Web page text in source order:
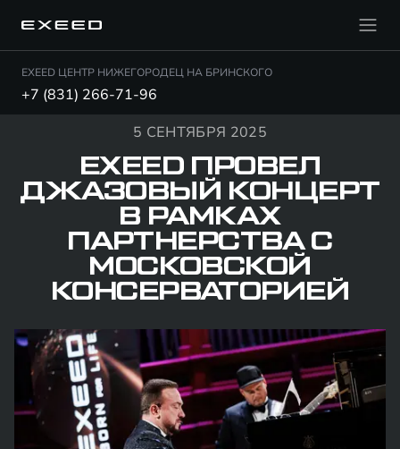
EXEED ЦЕНТР НИЖЕГОРОДЕЦ НА БРИНСКОГО
+7 (831) 266-71-96
5 СЕНТЯБРЯ 2025
EXEED ПРОВЕЛ
ДЖАЗОВЫЙ КОНЦЕРТ
В РАМКАХ
ПАРТНЕРСТВА С
МОСКОВСКОЙ
КОНСЕРВАТОРИЕЙ